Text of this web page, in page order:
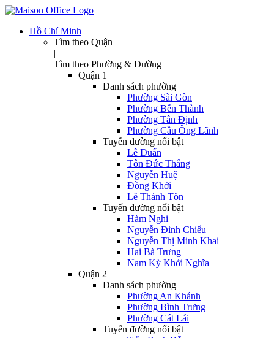
Hồ Chí Minh
Tìm theo Quận
|
Tìm theo Phường & Đường
Quận 1
Danh sách phường
Phường Sài Gòn
Phường Bến Thành
Phường Tân Định
Phường Cầu Ông Lãnh
Tuyến đường nổi bật
Lê Duẩn
Tôn Đức Thắng
Nguyễn Huệ
Đồng Khởi
Lê Thánh Tôn
Tuyến đường nổi bật
Hàm Nghi
Nguyễn Đình Chiểu
Nguyễn Thị Minh Khai
Hai Bà Trưng
Nam Kỳ Khởi Nghĩa
Quận 2
Danh sách phường
Phường An Khánh
Phường Bình Trưng
Phường Cát Lái
Tuyến đường nổi bật